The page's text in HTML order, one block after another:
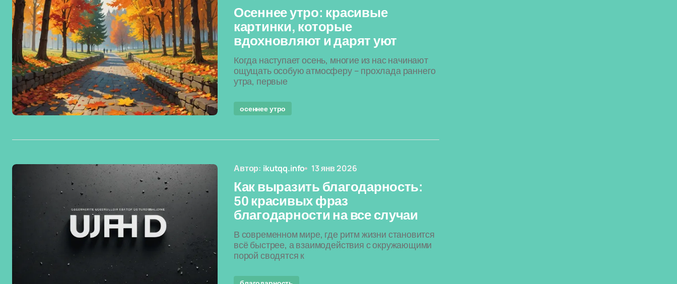
Осеннее утро: красивые
картинки, которые
вдохновляют и дарят уют
Когда наступает осень, многие из нас начинают
ощущать особую атмосферу – прохлада раннего
утра, первые
осеннее утро
Автор: ikutqq.info 13 янв 2026
Как выразить благодарность:
50 красивых фраз
благодарности на все случаи
В современном мире, где ритм жизни становится
всё быстрее, а взаимодействия с окружающими
порой сводятся к